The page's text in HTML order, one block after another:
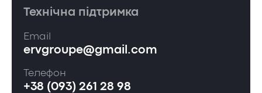
Технічна підтримка
Email
ervgroupe@gmail.com
Телефон
+38 (093) 261 28 98